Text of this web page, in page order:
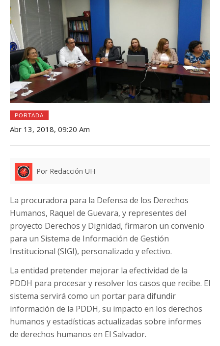
PORTADA
Abr 13, 2018, 09:20 Am
Por Redacción UH
La procuradora para la Defensa de los Derechos
Humanos, Raquel de Guevara, y representes del
proyecto Derechos y Dignidad, firmaron un convenio
para un Sistema de Información de Gestión
Institucional (SIGI), personalizado y efectivo.
La entidad pretender mejorar la efectividad de la
PDDH para procesar y resolver los casos que recibe. El
sistema servirá como un portar para difundir
información de la PDDH, su impacto en los derechos
humanos y estadísticas actualizadas sobre informes
de derechos humanos en El Salvador.